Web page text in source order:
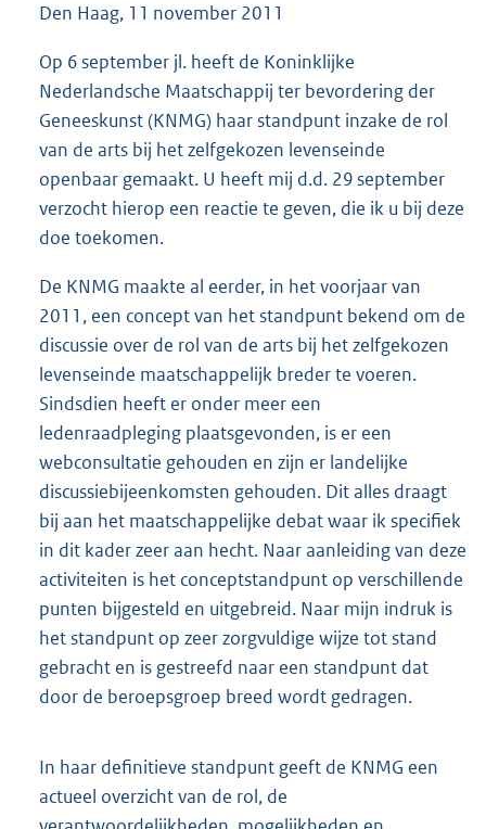
Den Haag, 11 november 2011
Op 6 september jl. heeft de Koninklijke
Nederlandsche Maatschappij ter bevordering der
Geneeskunst (KNMG) haar standpunt inzake de rol
van de arts bij het zelfgekozen levenseinde
openbaar gemaakt. U heeft mij d.d. 29 september
verzocht hierop een reactie te geven, die ik u bij deze
doe toekomen.
De KNMG maakte al eerder, in het voorjaar van
2011, een concept van het standpunt bekend om de
discussie over de rol van de arts bij het zelfgekozen
levenseinde maatschappelijk breder te voeren.
Sindsdien heeft er onder meer een
ledenraadpleging plaatsgevonden, is er een
webconsultatie gehouden en zijn er landelijke
discussiebijeenkomsten gehouden. Dit alles draagt
bij aan het maatschappelijke debat waar ik specifiek
in dit kader zeer aan hecht. Naar aanleiding van deze
activiteiten is het conceptstandpunt op verschillende
punten bijgesteld en uitgebreid. Naar mijn indruk is
het standpunt op zeer zorgvuldige wijze tot stand
gebracht en is gestreefd naar een standpunt dat
door de beroepsgroep breed wordt gedragen.
In haar definitieve standpunt geeft de KNMG een
actueel overzicht van de rol, de